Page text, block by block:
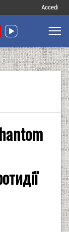
Меню
запису
Accedi